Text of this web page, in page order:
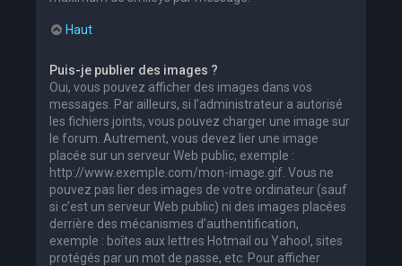
Haut
Puis-je publier des images ?
Oui, vous pouvez afficher des images dans vos
messages. Par ailleurs, si l’administrateur a autorisé
les fichiers joints, vous pouvez charger une image sur
le forum. Autrement, vous devez lier une image
placée sur un serveur Web public, exemple :
http://www.exemple.com/mon-image.gif. Vous ne
pouvez pas lier des images de votre ordinateur (sauf
si c’est un serveur Web public) ni des images placées
derrière des mécanismes d’authentification,
exemple : boîtes aux lettres Hotmail ou Yahoo!, sites
protégés par un mot de passe, etc. Pour afficher